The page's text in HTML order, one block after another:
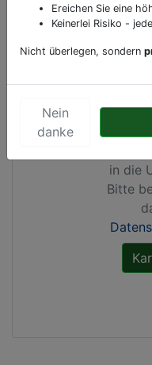
in die
Bitte
Ereichen Sie eine
Keinerlei Risiko -
Nicht überlegen, sondern
Nein
danke